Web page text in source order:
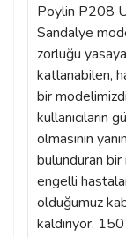
Poylin P208
Sandalye
zorluğu
katlanabilen,
bir
kullanıcıların
olmasının
bulunduran
engelli
olduğumuz
kaldırıyor.